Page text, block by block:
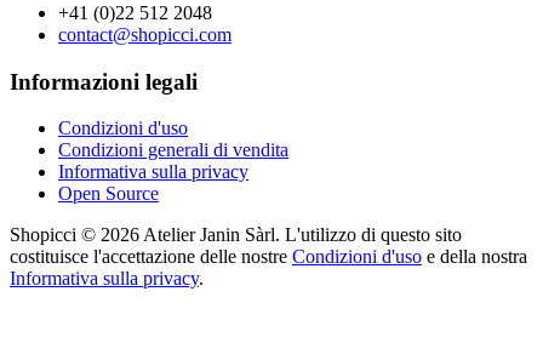
+41 (0)22 512 2048
contact@shopicci.com
Informazioni legali
Condizioni d'uso
Condizioni generali di vendita
Informativa sulla privacy
Open Source
Shopicci © 2026 Atelier Janin Sàrl. L'utilizzo di questo sito
costituisce l'accettazione delle nostre Condizioni d'uso e della nostra
Informativa sulla privacy.